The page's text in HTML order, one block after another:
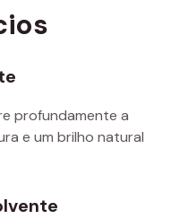
profundamente a
e um brilho natural